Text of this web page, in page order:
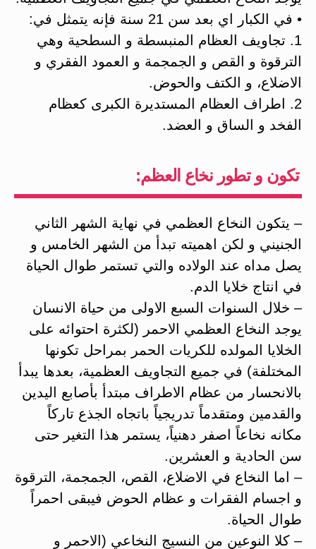
• في الكبار اي بعد سن 21 سنة فإنه يتمثل في:
1. تجاويف العظام المنبسطة و السطحية وهي
الترقوة و القص و الجمجمة و العمود الفقري و
الاضلاع، و الكتف والحوض.
2. اطراف العظام المستديرة الكبرى كعظام
الفخد و الساق و العضد.
تكون و تطور نخاع العظم:
– يتكون النخاع العظمي في نهاية الشهر الثاني
الجنيني و لكن اهميته تبدأ من الشهر الخامس و
يصل مداه عند الولاده والتي تستمر طوال الحياة
في انتاج خلايا الدم.
– خلال السنوات السبع الاولى من حياة الانسان
يوجد النخاع العظمي الاحمر (لكثرة احتوائه على
الخلايا المولده للكريات الحمر بمراحل تكونها
المختلفة) في جميع التجاويف العظمية، بعدها يبدأ
بالانحسار من عظام الاطراف مبتدأ بأصابع اليدين
والقدمين ومتقدماً تدريجياً باتجاه الجذع تاركاً
مكانه نخاعاً اصفر دهنياً، يستمر هذا التغير حتى
سن الحادية و العشرين.
– اما النخاع في الاضلاع، القص، الجمجمة، الترقوة
و اجسام الفقرات و عظام الحوض فيبقى احمراً
طوال الحياة.
– كلا النوعين من النسيج النخاعي (الاحمر و